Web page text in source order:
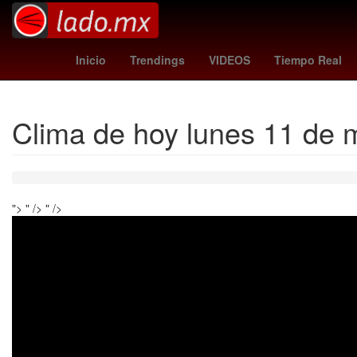
Inicio Trendings VIDEOS Tiempo Real
Denuncia Argentina hora
Clima de hoy lunes 11 de
"> " /> " />